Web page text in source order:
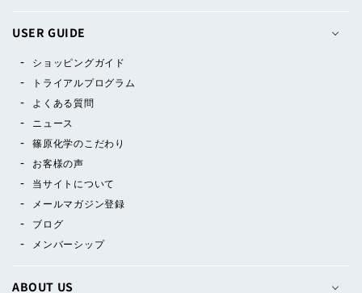
USER GUIDE
ショッピングガイド
トライアルプログラム
よくある質問
ニュース
篠原化学のこだわり
お客様の声
当サイトについて
メールマガジン登録
ブログ
メンバーシップ
ABOUT US